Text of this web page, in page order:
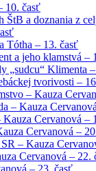
10. časť
ŠtB a doznania z
Tótha – 13. časť
a jeho klamstvá –
„sudcu“ Klimenta
tvorivosti –
– Kauza
– Kauza
Kauza Cervanová –
Cervanová –
– Kauza
Cervanová – 22.
– 23. časť